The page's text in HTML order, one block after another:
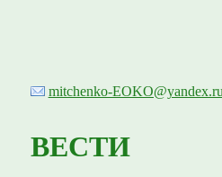
mitchenko-
ВЕСТИ